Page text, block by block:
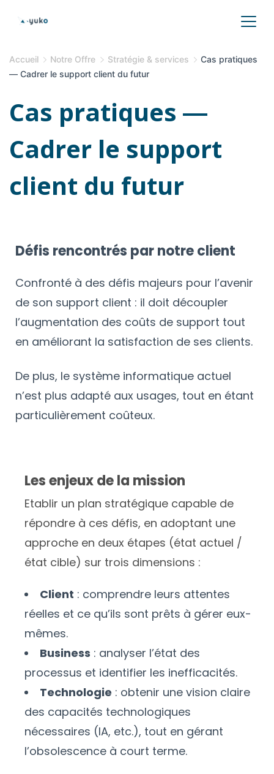
Accueil Notre Offre Stratégie & services
Cas pratiques
― Cadrer le support client du futur
Cas pratiques ―
Cadrer le support
client du futur
Défis rencontrés par notre client
Confronté à des défis majeurs pour l’avenir
de son support client : il doit découpler
l’augmentation des coûts de support tout
en améliorant la satisfaction de ses clients.
De plus, le système informatique actuel
n’est plus adapté aux usages, tout en étant
particulièrement coûteux.
Les enjeux de la mission
Etablir un plan stratégique capable de
répondre à ces défis, en adoptant une
approche en deux étapes (état actuel /
état cible) sur trois dimensions :
Client : comprendre leurs attentes
réelles et ce qu’ils sont prêts à gérer eux-
mêmes.
Business : analyser l’état des
processus et identifier les inefficacités.
Technologie : obtenir une vision claire
des capacités technologiques
nécessaires (IA, etc.), tout en gérant
l’obsolescence à court terme.